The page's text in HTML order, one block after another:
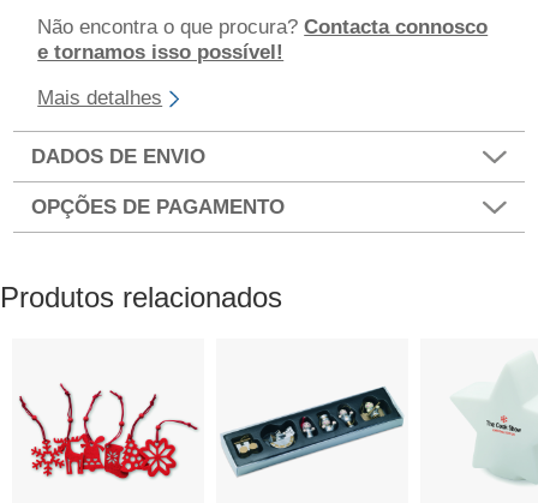
Não encontra o que procura?Contacta connosco
e tornamos isso possível!
Mais detalhes
DADOS DE ENVIO
OPÇÕES DE PAGAMENTO
Produtos relacionados